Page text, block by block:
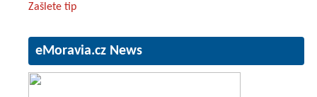
Zašlete tip
eMoravia.cz News